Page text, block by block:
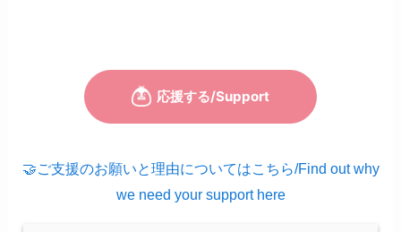
🤝ご支援のお願いと理由についてはこちら/Find out why
we need your support here